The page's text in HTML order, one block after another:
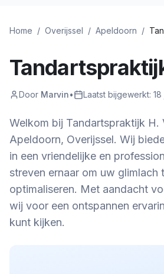
Home / Overijssel / Apeldoorn /
Door Marvin• Laatst bijgewerkt:
Welkom bij Tandartspraktijk H.
Apeldoorn, Overijssel. Wij
in een vriendelijke en
streven ernaar om uw
optimaliseren. Met aandacht
wij voor een ontspannen
kunt kijken.